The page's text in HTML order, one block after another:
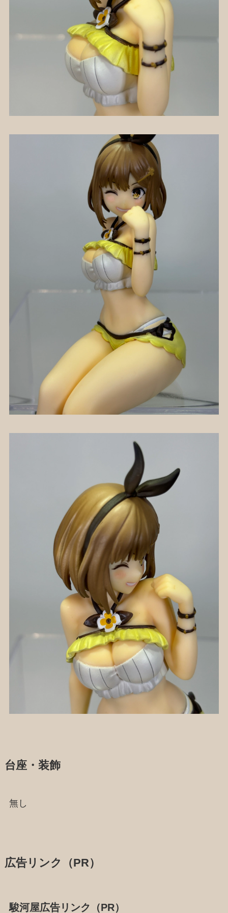
台座・装飾
無し
広告リンク（PR）
駿河屋広告リンク（PR）